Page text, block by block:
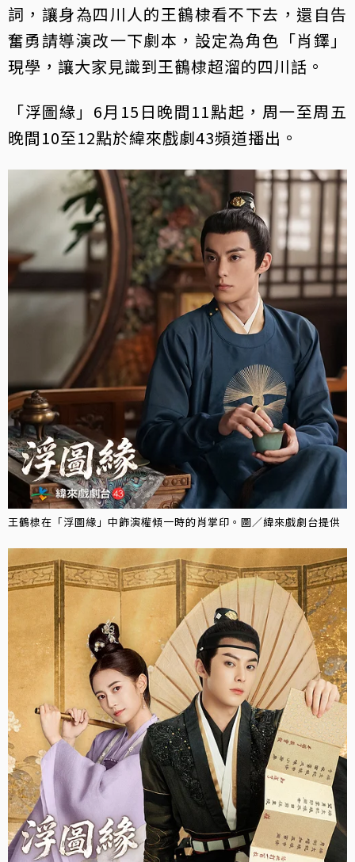
詞，讓身為四川人的王鶴棣看不下去，還自告
奮勇請導演改一下劇本，設定為角色「肖鐸」
現學，讓大家見識到王鶴棣超溜的四川話。
「浮圖緣」6月15日晚間11點起，周一至周五
晚間10至12點於緯來戲劇43頻道播出。
王鶴棣在「浮圖緣」中飾演權傾一時的肖掌印。圖／緯來戲劇台提供